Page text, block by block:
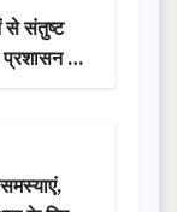
से संतुष्ट
की